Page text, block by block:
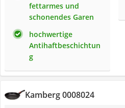
fettarmes und
schonendes Garen
hochwertige
Antihaftbeschichtun
g
Kamberg 0008024